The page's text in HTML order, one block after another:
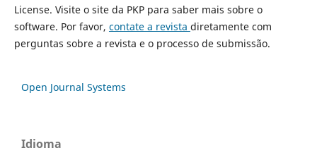
License. Visite o site da PKP para saber mais sobre o
software. Por favor, contate a revista diretamente com
perguntas sobre a revista e o processo de submissão.
Open Journal Systems
Idioma